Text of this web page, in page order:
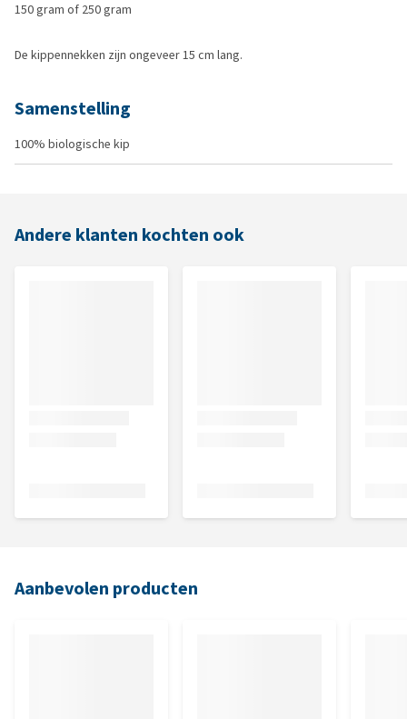
150 gram of 250 gram
De kippennekken zijn ongeveer 15 cm lang.
Samenstelling
100% biologische kip
Andere klanten kochten ook
Aanbevolen producten